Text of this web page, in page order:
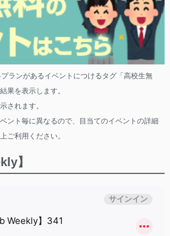
ランがあるイベントにつけるタグ「高校生無
果を表示します。
されます。
ント毎に異なるので、目当てのイベントの詳細
ご利用ください。
】